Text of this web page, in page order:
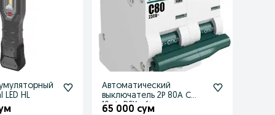
LED HL
Автоматический
выключатель 2Р 80А С
10кА, DEKraft
65 000 сум